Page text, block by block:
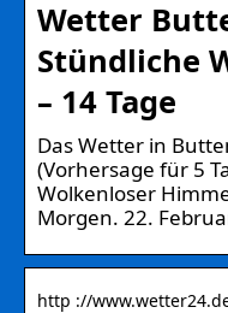
Wetter
Stündliche
– 14 Tage
Das Wetter in
(Vorhersage für 5
Wolkenloser
Morgen. 22.
http ://